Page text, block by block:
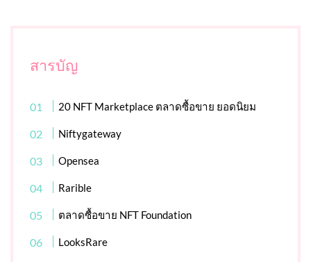
สารบัญ
20 NFT Marketplace ตลาดซื้อขาย ยอดนิยม
Niftygateway
Opensea
Rarible
ตลาดซื้อขาย NFT Foundation
LooksRare